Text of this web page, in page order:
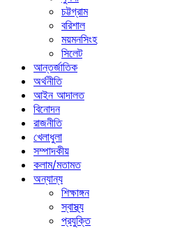
চট্টগ্রাম
বরিশাল
ময়মনসিংহ
সিলেট
আন্তর্জাতিক
অর্থনীতি
আইন আদালত
বিনোদন
রাজনীতি
খেলাধুলা
সম্পাদকীয়
কলাম/মতামত
অন্যান্য
শিক্ষাঙ্গন
স্বাস্থ্য
প্রযুক্তি